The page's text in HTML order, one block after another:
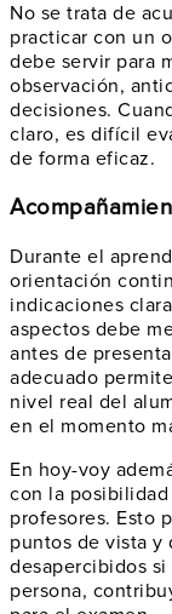
No se trata de
practicar con un
debe servir para
observación,
decisiones.
claro, es difícil
de forma eficaz.
Durante el
orientación
indicaciones
aspectos debe
antes de
adecuado
nivel real del
en el momento
En hoy-voy
con la
profesores. Esto
puntos de vista y
desapercibidos
persona,